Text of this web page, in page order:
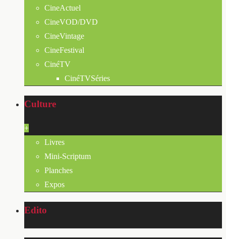
CineActuel
CineVOD/DVD
CineVintage
CineFestival
CinéTV
CinéTVSéries
Culture
+
Livres
Mini-Scriptum
Planches
Expos
Edito